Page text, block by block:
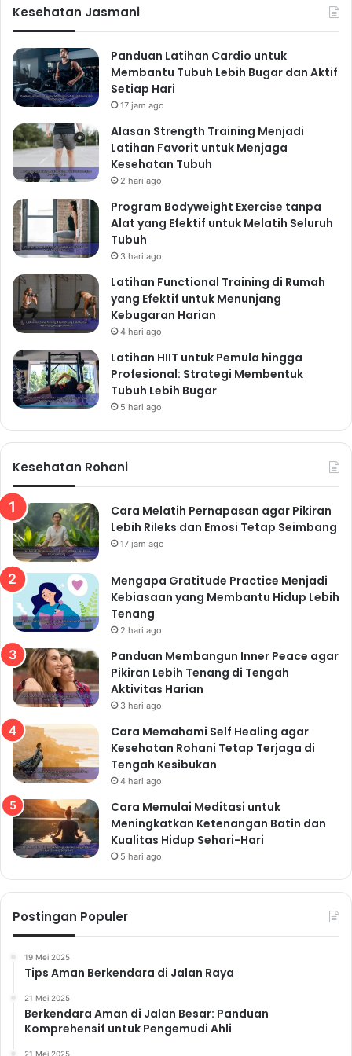
memastikan Anda mengonsumsi makanan bergizi
seimbang. Dengan perencanaan yang matang, Anda
dapat menghindari godaan makanan cepat saji dan
menghemat waktu dalam mempersiapkan makanan.
Siapkan Makanan di Rumah
Memasak makanan sendiri di rumah merupakan cara
terbaik untuk mengontrol kandungan nutrisi dan
menghindari bahan-bahan yang tidak sehat. Siapkan
makanan dalam porsi besar dan simpan di kulkas
untuk memudahkan pengambilan makanan sehat
sepanjang minggu.
Pilih Camilan Sehat
Jika lapar melanda di antara waktu makan, pilih
camilan sehat seperti buah-buahan, kacang-kacangan,
atau yogurt. Hindari camilan olahan yang tinggi gula,
garam, dan lemak jenuh.
Hidrasi yang Cukup
Minum air putih yang cukup sangat penting untuk
kesehatan. Siapkan botol minum dan isi ulang secara
berkala agar Anda selalu terhidrasi sepanjang hari.
Kurangi minuman manis seperti soda dan jus kemasan.
Read Also:
"Kesehatan Jasmani di Zaman Serba Instan:
Mengapa Tubuh Kita Butuh Lebih dari
Sekadar Mie Instan dan Gaya Hidup Duduk?"
Mengatasi Kelelahan
Digital dan Stres
Era digital juga membawa tantangan berupa kelelahan
digital dan stres. Penggunaan gadget yang berlebihan
dapat mengganggu pola tidur, meningkatkan stres, dan
menurunkan kualitas hidup.
Batasi Waktu Penggunaan
Gadget
Tetapkan batasan waktu penggunaan gadget dan
patuhi dengan disiplin. Gunakan aplikasi pengatur
waktu penggunaan layar untuk membantu Anda
mengontrol waktu penggunaan gadget.
Istirahat Mata Secara Berkala
terutama saat menatap layar komputer atau ponsel
dalam waktu lama. Lakukan teknik 20-20-20: setiap 20
menit, lihatlah objek sejauh 20 kaki selama 20 detik.
Praktikkan Teknik Relaksasi
Luangkan waktu untuk beristirahat dan melakukan
Kesehatan Jasmani
Panduan Latihan Cardio untuk
Membantu Tubuh Lebih Bugar dan Aktif
Setiap Hari
17 jam ago
Alasan Strength Training Menjadi
Latihan Favorit untuk Menjaga
Kesehatan Tubuh
2 hari ago
Program Bodyweight Exercise tanpa
Alat yang Efektif untuk Melatih Seluruh
Tubuh
3 hari ago
Latihan Functional Training di Rumah
yang Efektif untuk Menunjang
Kebugaran Harian
4 hari ago
Latihan HIIT untuk Pemula hingga
Profesional: Strategi Membentuk
Tubuh Lebih Bugar
5 hari ago
Kesehatan Rohani
Cara Melatih Pernapasan agar Pikiran
Lebih Rileks dan Emosi Tetap Seimbang
17 jam ago
Mengapa Gratitude Practice Menjadi
Kebiasaan yang Membantu Hidup Lebih
Tenang
2 hari ago
Panduan Membangun Inner Peace agar
Pikiran Lebih Tenang di Tengah
Aktivitas Harian
3 hari ago
Cara Memahami Self Healing agar
Kesehatan Rohani Tetap Terjaga di
Tengah Kesibukan
4 hari ago
Cara Memulai Meditasi untuk
Meningkatkan Ketenangan Batin dan
Kualitas Hidup Sehari-Hari
5 hari ago
Postingan Populer
19 Mei 2025
Tips Aman Berkendara di Jalan Raya
21 Mei 2025
Berkendara Aman di Jalan Besar: Panduan
Komprehensif untuk Pengemudi Ahli
21 Mei 2025